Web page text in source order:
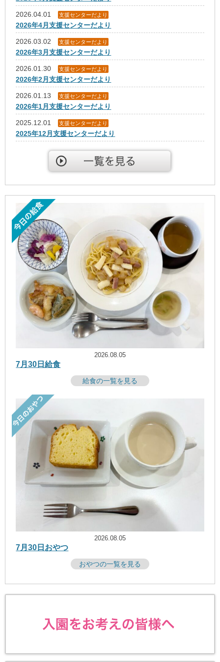
2026.04.01 支援センターだより
2026年4月支援センターだより
2026.03.02 支援センターだより
2026年3月支援センターだより
2026.01.30 支援センターだより
2026年2月支援センターだより
2026.01.13 支援センターだより
2026年1月支援センターだより
2025.12.01 支援センターだより
2025年12月支援センターだより
2026.08.05
7月30日給食
給食の一覧を見る
2026.08.05
7月30日おやつ
おやつの一覧を見る